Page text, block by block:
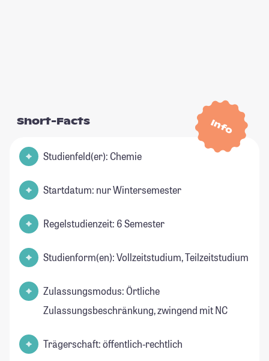
Info
Short-Facts
Studienfeld(er): Chemie
Startdatum: nur Wintersemester
Regelstudienzeit: 6 Semester
Studienform(en): Vollzeitstudium, Teilzeitstudium
Zulassungsmodus: Örtliche
Zulassungsbeschränkung, zwingend mit NC
Trägerschaft: öffentlich-rechtlich